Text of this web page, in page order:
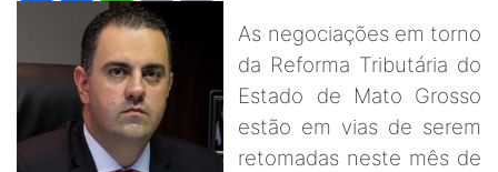
As negociações em torno
da Reforma Tributária do
Estado de Mato Grosso
estão em vias de serem
retomadas neste mês de